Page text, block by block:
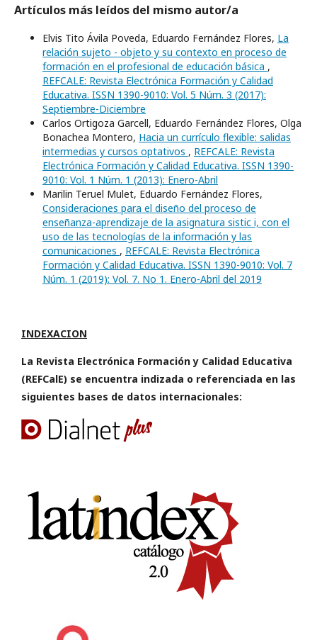
Artículos más leídos del mismo autor/a
Elvis Tito Ávila Poveda, Eduardo Fernández Flores, La
relación sujeto - objeto y su contexto en proceso de
formación en el profesional de educación básica ,
REFCALE: Revista Electrónica Formación y Calidad
Educativa. ISSN 1390-9010: Vol. 5 Núm. 3 (2017):
Septiembre-Diciembre
Carlos Ortigoza Garcell, Eduardo Fernández Flores, Olga
Bonachea Montero, Hacia un currículo flexible: salidas
intermedias y cursos optativos , REFCALE: Revista
Electrónica Formación y Calidad Educativa. ISSN 1390-
9010: Vol. 1 Núm. 1 (2013): Enero-Abril
Marilin Teruel Mulet, Eduardo Fernández Flores,
Consideraciones para el diseño del proceso de
enseñanza-aprendizaje de la asignatura sistic i, con el
uso de las tecnologías de la información y las
comunicaciones , REFCALE: Revista Electrónica
Formación y Calidad Educativa. ISSN 1390-9010: Vol. 7
Núm. 1 (2019): Vol. 7. No 1. Enero-Abril del 2019
INDEXACION
La Revista Electrónica Formación y Calidad Educativa
(REFCalE) se encuentra indizada o referenciada en las
siguientes bases de datos internacionales: